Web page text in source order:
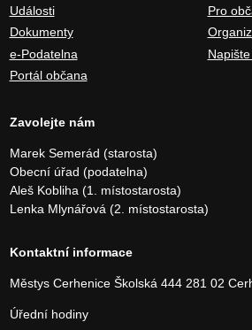
Události
Dokumenty
e-Podatelna
Portál občana
Pro
Zavolejte nám
Marek Semerád (starosta)
Obecní úřad (podatelna)
Aleš Kobliha (1. místostarosta)
Lenka Mlynářová (2. místostarosta)
Kontaktní informace
Městys CerheniceŠkolská 444281 02
Úřední hodiny